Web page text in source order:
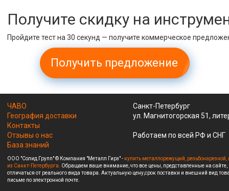
Получите скидку на
Пройдите тест на 30 секунд — получите коммерческое
Получить предложение
ЧАВО
География доставки
Контакты
Отзывы о нас
База знаний
Санкт-Петербург
ул. Магнитогорская 51,
Работаем по всей РФ и СНГ
ООО "Солид Групп" © Компания "Металл Гирз" - купить металлорежущий,
из Санкт-Петербурга. Обращаем ваше внимание, что все цены, представленные на
отличаться от реального вида товара. Актуальную цену,срок поставки и внешний вид
письме по электронной почте.